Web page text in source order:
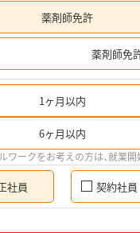
薬剤師免許
薬剤師免
1ヶ月以内
6ヶ月以内
ワークをお考えの方は、就業
社員 契約社員